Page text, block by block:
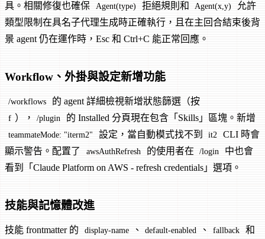
具。相關修復也確保
Agent(type) 拒絕規則和 Agent(x,y)
允許
類型限制在具名子代理生成時正確執行，且在主回合結束後背
景 agent 仍在運作時，Esc 和 Ctrl+C 能正常回應。
Workflow、外掛與設定新增功能
/workflows 的 agent 詳細檢視新增狀態篩選（按
f ）， /plugin 的 Installed 分頁現在包含「Skills」區塊。新增
teammateMode: "iterm2" 設定，當自動模式找不到 it2
CLI 時會
顯示警告。配置了
awsAuthRefresh 的使用者在 /login
中也會
看到「Claude Platform on AWS - refresh credentials」選項。
技能與記憶體改進
技能 frontmatter 的 display-name 、 default-enabled 、 fallback 和